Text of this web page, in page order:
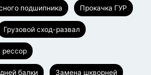
подшипника Прокачка ГУР
Грузовой сход-развал
рессор
балки Замена шкворней